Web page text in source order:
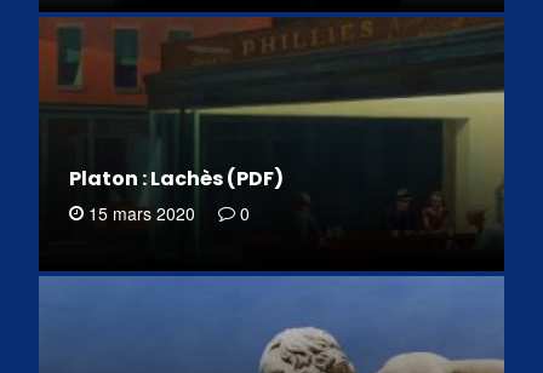
Platon : Lachès (PDF)
15 mars 2020 0